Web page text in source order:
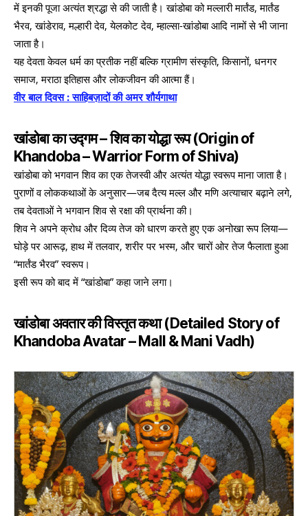
में इनकी पूजा अत्यंत श्रद्धा से की जाती है। खांडोबा को मल्लारी मार्तंड, मार्तंड
भैरव, खांडेराव, मल्हारी देव, येलकोट देव, म्हाल्सा-खांडोबा आदि नामों से भी जाना
जाता है।
यह देवता केवल धर्म का प्रतीक नहीं बल्कि ग्रामीण संस्कृति, किसानों, धनगर
समाज, मराठा इतिहास और लोकजीवन की आत्मा हैं।
वीर बाल दिवस : साहिबज़ादों की अमर शौर्यगाथा
खांडोबा का उद्गम – शिव का योद्धा रूप (Origin of
Khandoba – Warrior Form of Shiva)
खांडोबा को भगवान शिव का एक तेजस्वी और अत्यंत योद्धा स्वरूप माना जाता है।
पुराणों व लोककथाओं के अनुसार—जब दैत्य मल्ल और मणि अत्याचार बढ़ाने लगे,
तब देवताओं ने भगवान शिव से रक्षा की प्रार्थना की।
शिव ने अपने क्रोध और दिव्य तेज को धारण करते हुए एक अनोखा रूप लिया—
घोड़े पर आरूढ़, हाथ में तलवार, शरीर पर भस्म, और चारों ओर तेज फैलाता हुआ
“मार्तंड भैरव” स्वरूप।
इसी रूप को बाद में “खांडोबा” कहा जाने लगा।
खांडोबा अवतार की विस्तृत कथा (Detailed Story of
Khandoba Avatar – Mall & Mani Vadh)